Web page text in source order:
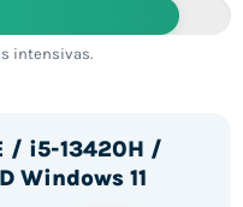
intensivas.
/ i5-13420H /
Windows 11